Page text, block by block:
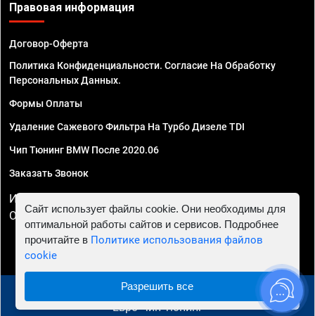
Правовая информация
Договор-Оферта
Политика Конфиденциальности. Согласие На Обработку
Персональных Данных.
Формы Оплаты
Удаление Сажевого Фильтра На Турбо Дизеле TDI
Чип Тюнинг BMW После 2020.06
Заказать Звонок
ИП Смирнов Георгий Павлович. ИНН 781302555843,
ОГРНИП 324470400032610
© 2010 - 2026 Чип тюнинг в Краснодаре - Автосервис
"Евро Чип Тюнинг"
Сайт использует файлы cookie. Они необходимы для
оптимальной работы сайтов и сервисов. Подробнее
прочитайте в Политике использования файлов
cookie
Разрешить все